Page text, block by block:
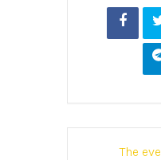
The